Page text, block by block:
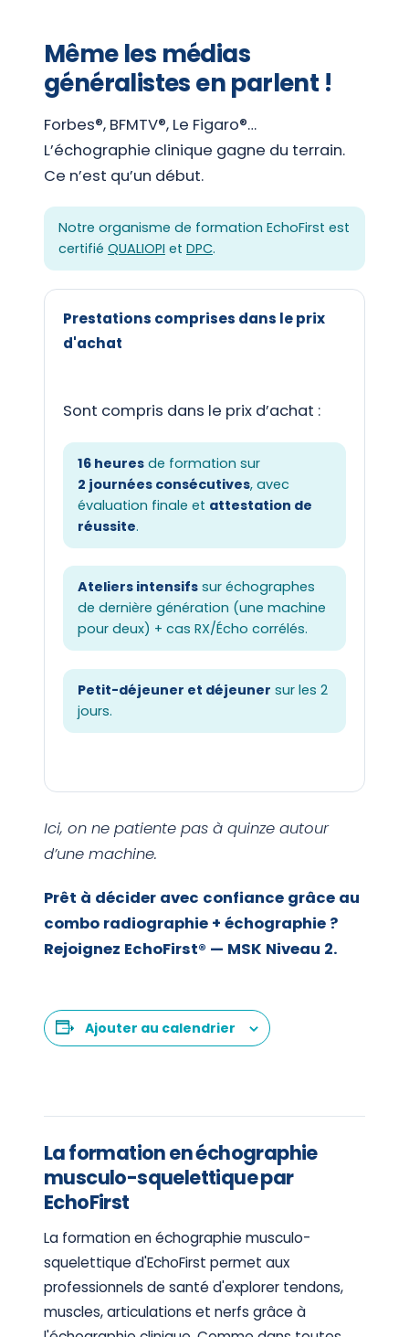
Même les médias
généralistes en parlent !
Forbes®, BFMTV®, Le Figaro®…
L’échographie clinique gagne du terrain.
Ce n’est qu’un début.
Notre organisme de formation EchoFirst est
certifié QUALIOPI et DPC.
Prestations comprises dans le prix
d'achat
Sont compris dans le prix d’achat :
16 heures de formation sur
2 journées consécutives, avec
évaluation finale et attestation de
réussite.
Ateliers intensifs sur échographes
de dernière génération (une machine
pour deux) + cas RX/Écho corrélés.
Petit-déjeuner et déjeuner sur les 2
jours.
Ici, on ne patiente pas à quinze autour
d’une machine.
Prêt à décider avec confiance grâce au
combo radiographie + échographie ?
Rejoignez EchoFirst® — MSK Niveau 2.
Ajouter au calendrier
La formation en échographie
musculo-squelettique par
EchoFirst
La formation en échographie musculo-
squelettique d'EchoFirst permet aux
professionnels de santé d'explorer tendons,
muscles, articulations et nerfs grâce à